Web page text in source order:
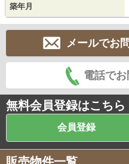
築年月
メールでお
電話で
無料会員登録はこちら
会員登録